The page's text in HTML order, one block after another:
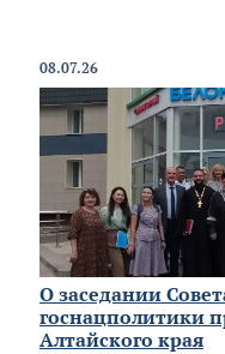
08.07.26
О заседании
госнацполитики
Алтайского края